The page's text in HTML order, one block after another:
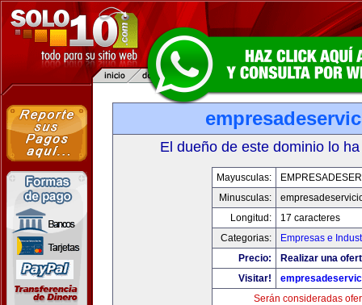
El dueño de este dominio lo
Mayusculas:
Minusculas:
Longitud:
17 caracteres
Categorias:
Empresas e
Precio:
Realizar una
Visitar!
Serán consideradas